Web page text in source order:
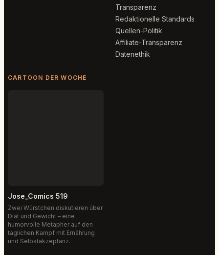
Transparenz
Redaktionelle Standards
Quellen-Politik
Affiliate-Transparenz
Datenethik
CARTOON DER WOCHE
Jose_Comics 519
Zwei Würstchen diskutieren über
Diät und Gewicht – eine
humorvolle Metapher auf den
täglichen Kampf mit Ernährung
und Selbstakzeptanz.